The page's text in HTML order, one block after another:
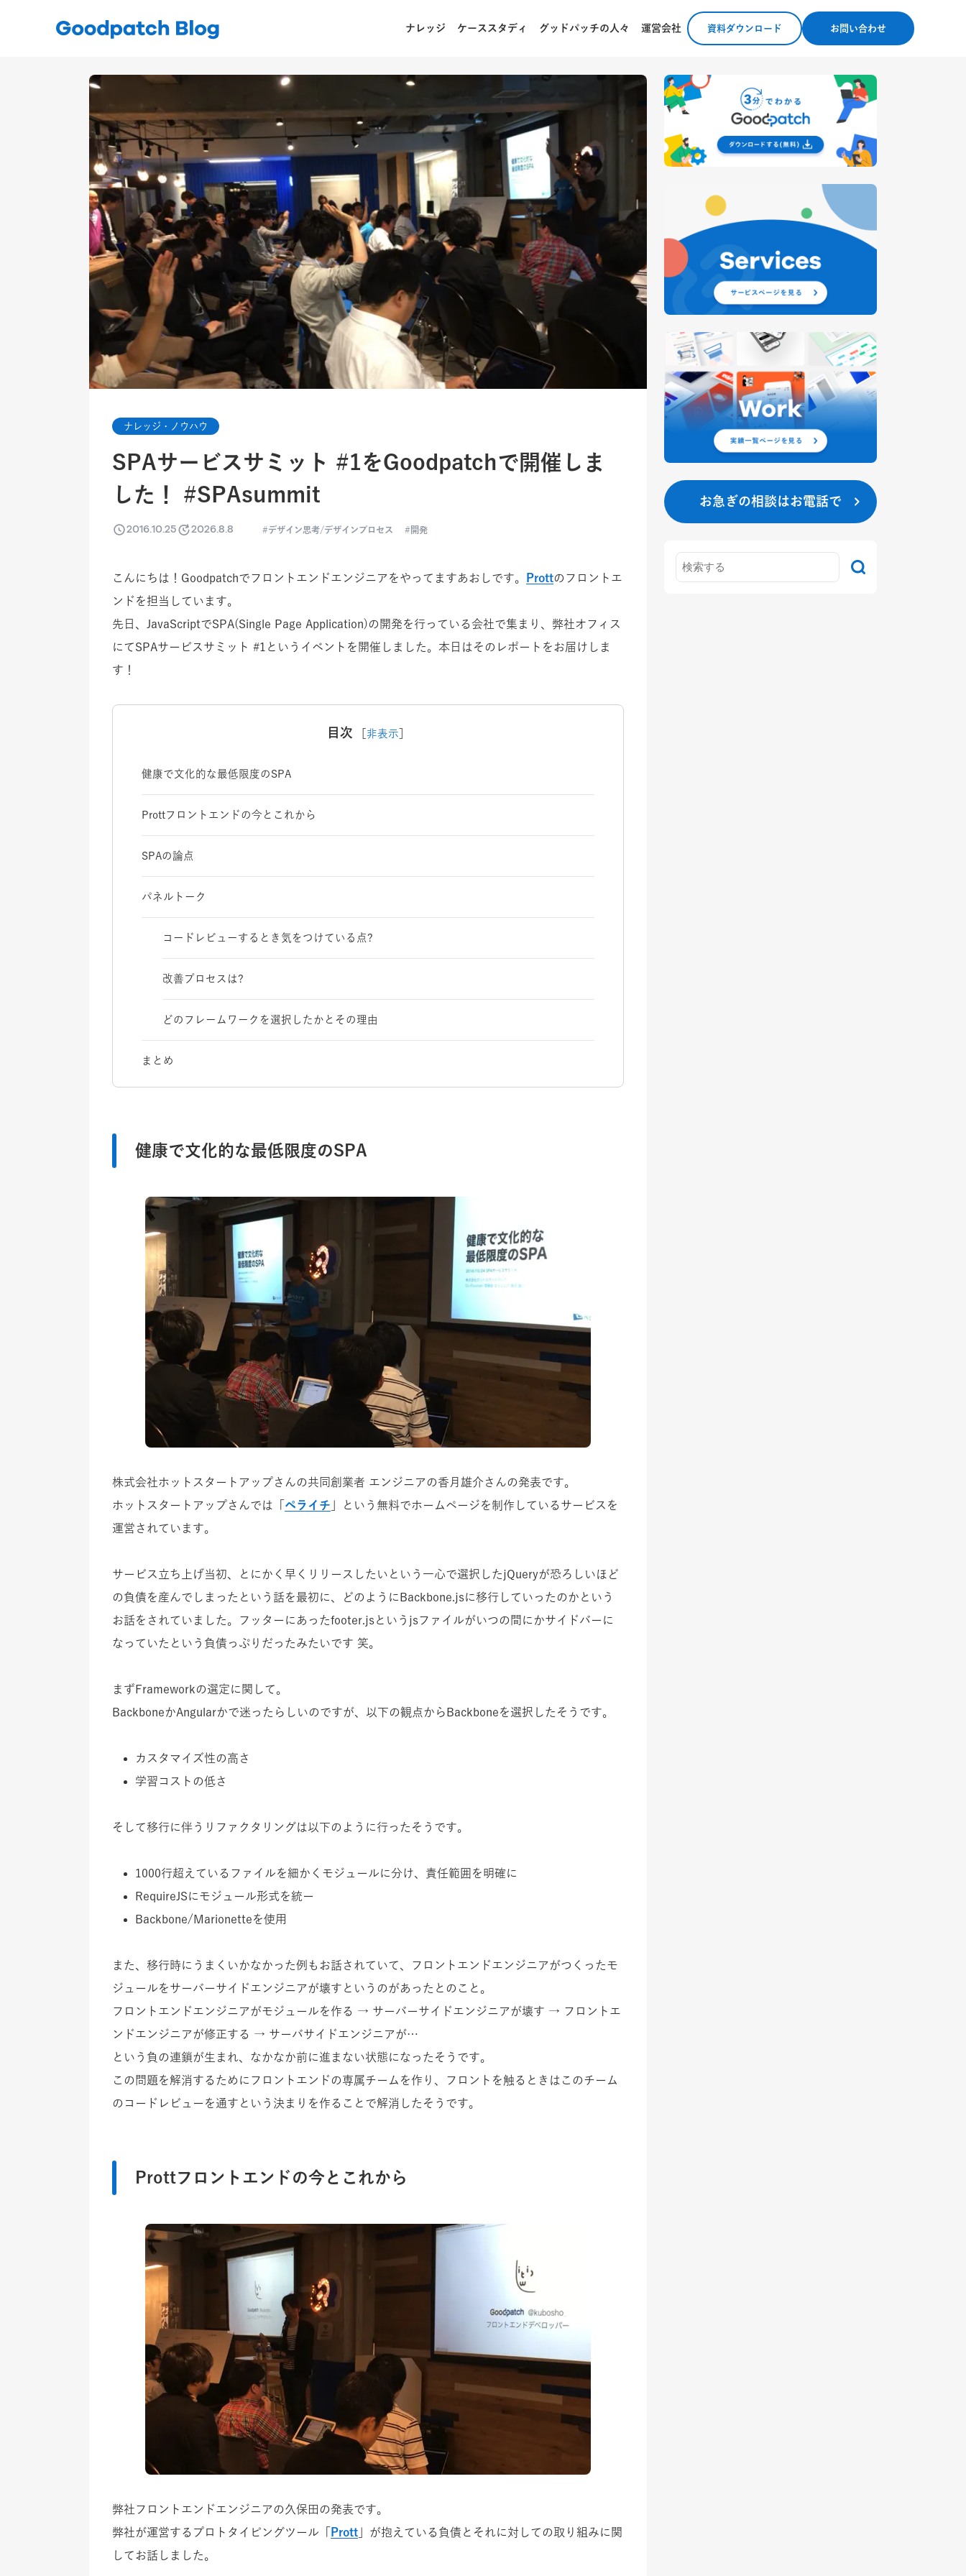
ナレッジ ケーススタディ グッドパッチの人々 運営会社 資料ダウンロード お問い合わせ
ナレッジ・ノウハウ
SPAサービスサミット #1をGoodpatchで開催しま
した！ #SPAsummit
2016.10.25 2026.8.8 デザイン思考/デザインプロセス 開発
こんにちは！Goodpatchでフロントエンドエンジニアをやってますあおしです。 Prottのフロントエ
ンドを担当しています。
先日、JavaScriptでSPA(Single Page Application)の開発を行っている会社で集まり、弊社オフィス
にてSPAサービスサミット #1というイベントを開催しました。本日はそのレポートをお届けしま
す！
目次 非表示
健康で文化的な最低限度のSPA
Prottフロントエンドの今とこれから
SPAの論点
パネルトーク
コードレビューするとき気をつけている点?
改善プロセスは?
どのフレームワークを選択したかとその理由
まとめ
健康で文化的な最低限度のSPA
株式会社ホットスタートアップさんの共同創業者 エンジニアの香月雄介さんの発表です。
ホットスタートアップさんでは「 ペライチ 」という無料でホームページを制作しているサービスを
運営されています。
サービス立ち上げ当初、とにかく早くリリースしたいという一心で選択したjQueryが恐ろしいほど
の負債を産んでしまったという話を最初に、どのようにBackbone.jsに移行していったのかという
お話をされていました。フッターにあったfooter.jsというjsファイルがいつの間にかサイドバーに
なっていたという負債っぷりだったみたいです 笑。
まずFrameworkの選定に関して。
BackboneかAngularかで迷ったらしいのですが、以下の観点からBackboneを選択したそうです。
カスタマイズ性の高さ
学習コストの低さ
そして移行に伴うリファクタリングは以下のように行ったそうです。
1000行超えているファイルを細かくモジュールに分け、責任範囲を明確に
RequireJSにモジュール形式を統ー
Backbone/Marionetteを使用
また、移行時にうまくいかなかった例もお話されていて、フロントエンドエンジニアがつくったモ
ジュールをサーバーサイドエンジニアが壊すというのがあったとのこと。
フロントエンドエンジニアがモジュールを作る → サーバーサイドエンジニアが壊す → フロントエ
ンドエンジニアが修正する → サーバサイドエンジニアが…
という負の連鎖が生まれ、なかなか前に進まない状態になったそうです。
この問題を解消するためにフロントエンドの専属チームを作り、フロントを触るときはこのチーム
のコードレビューを通すという決まりを作ることで解消したそうです。
Prottフロントエンドの今とこれから
弊社フロントエンドエンジニアの久保田の発表です。
弊社が運営するプロトタイピングツール「
Prott 」が抱えている負債とそれに対しての取り組みに関
してお話しました。
お急ぎの相談はお電話で